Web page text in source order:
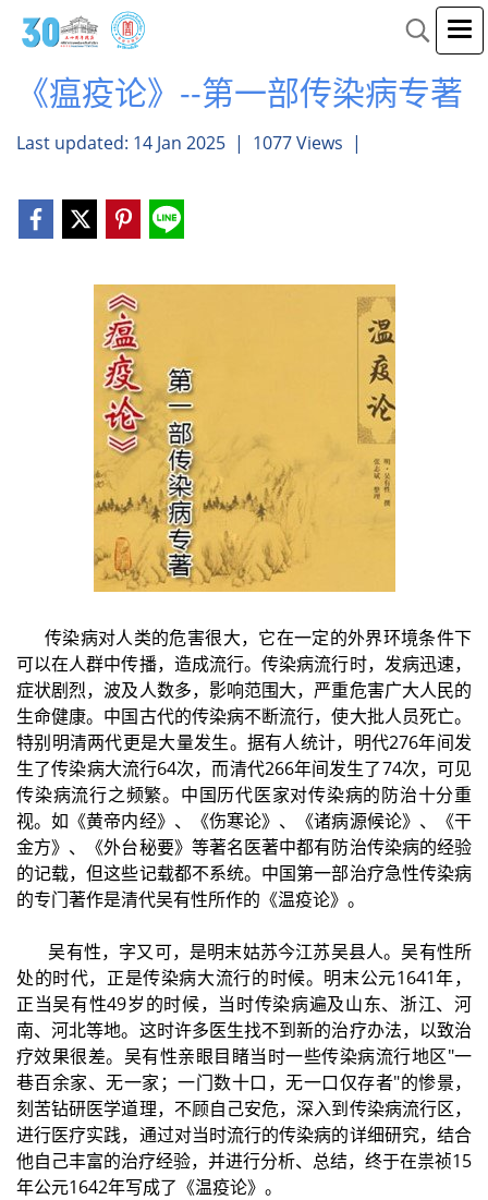
《瘟疫论》--第一部传染病专著
Last updated: 14 Jan 2025 | 1077 Views |
传染病对人类的危害很大，它在一定的外界环境条件下
可以在人群中传播，造成流行。传染病流行时，发病迅速，
症状剧烈，波及人数多，影响范围大，严重危害广大人民的
生命健康。中国古代的传染病不断流行，使大批人员死亡。
特别明清两代更是大量发生。据有人统计，明代276年间发
生了传染病大流行64次，而清代266年间发生了74次，可见
传染病流行之频繁。中国历代医家对传染病的防治十分重
视。如《黄帝内经》、《伤寒论》、《诸病源候论》、《干
金方》、《外台秘要》等著名医著中都有防治传染病的经验
的记载，但这些记载都不系统。中国第一部治疗急性传染病
的专门著作是清代吴有性所作的《温疫论》。
吴有性，字又可，是明末姑苏今江苏吴县人。吴有性所
处的时代，正是传染病大流行的时候。明末公元1641年，
正当吴有性49岁的时候，当时传染病遍及山东、浙江、河
南、河北等地。这时许多医生找不到新的治疗办法，以致治
疗效果很差。吴有性亲眼目睹当时一些传染病流行地区"一
巷百余家、无一家；一门数十口，无一口仅存者"的惨景，
刻苦钻研医学道理，不顾自己安危，深入到传染病流行区，
进行医疗实践，通过对当时流行的传染病的详细研究，结合
他自己丰富的治疗经验，并进行分析、总结，终于在祟祯15
年公元1642年写成了《温疫论》。